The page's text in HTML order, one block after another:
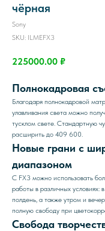
чёрная
Sony
SKU: ILMEFX3
225000.00 ₽
Полнокадровая
Благодаря полнокадровой
улавливания света можно
тусклом свете. Стандартную
расширить до 409 600.
Новые грани с
диапазоном
С FX3 можно использовать
работы в различных
полдень, а также утром и
полную свободу при
Свобода